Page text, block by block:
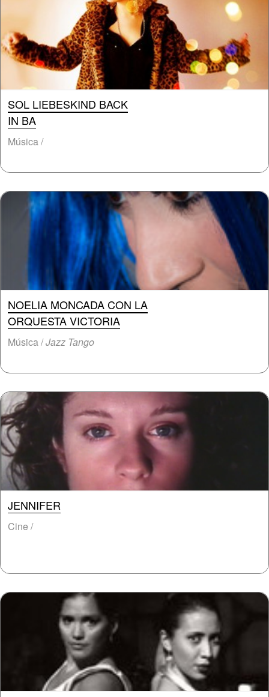
SOL LIEBESKIND BACK
IN BA
Música /
NOELIA MONCADA CON LA
ORQUESTA VICTORIA
Música /Jazz Tango
JENNIFER
Cine /